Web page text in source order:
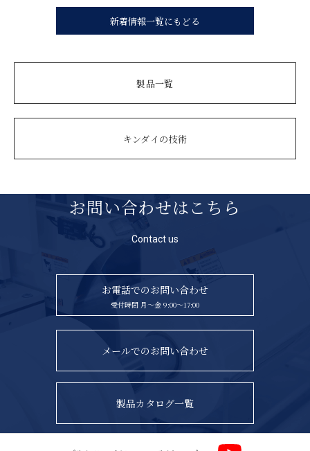
新着情報一覧にもどる
製品一覧
キンダイの技術
お問い合わせはこちら
Contact us
お電話でのお問い合わせ
受付時間 月〜金 9:00〜17:00
メールでのお問い合わせ
製品カタログ一覧